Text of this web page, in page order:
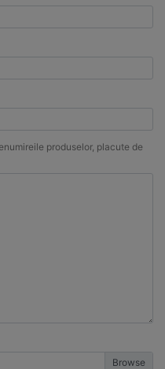
produselor, placute de